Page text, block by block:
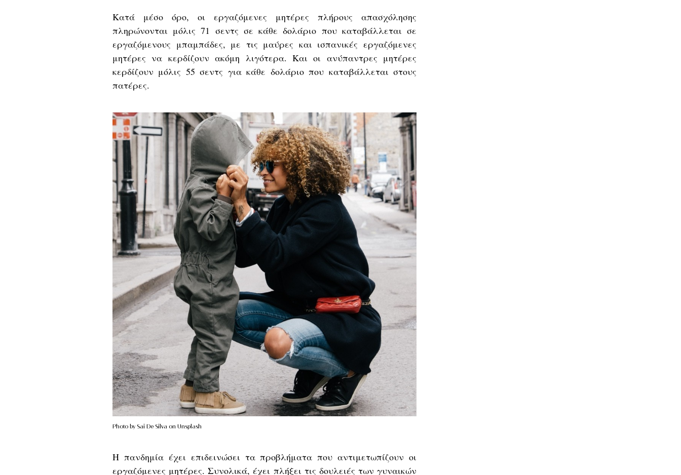
Κατά μέσο όρο, οι εργαζόμενες μητέρες πλήρους απασχόλησης
πληρώνονται μόλις 71 σεντς σε κάθε δολάριο που καταβάλλεται σε
εργαζόμενους μπαμπάδες, με τις μαύρες και ισπανικές εργαζόμενες
μητέρες να κερδίζουν ακόμη λιγότερα. Και οι ανύπαντρες μητέρες
κερδίζουν μόλις 55 σεντς για κάθε δολάριο που καταβάλλεται στους
πατέρες.
Photo by Sai De Silva on Unsplash
Η πανδημία έχει επιδεινώσει τα προβλήματα που αντιμετωπίζουν οι
εργαζόμενες μητέρες. Συνολικά, έχει πλήξει τις δουλειές των γυναικών